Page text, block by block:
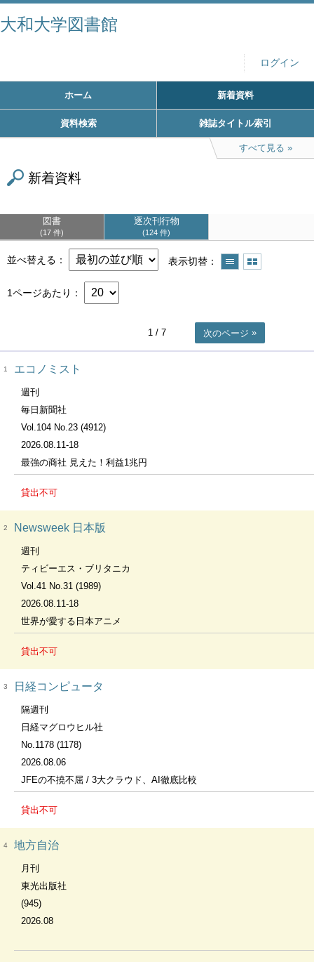
大和大学図書館
ログイン
ホーム 新着資料
資料検索 雑誌タイトル索引
すべて見る
新着資料
図書
17 件
逐次刊行物
124 件
並べ替える 表示切替
1ページあたり
1 / 7 次のページ
1 エコノミスト
週刊
毎日新聞社
Vol.104 No.23 (4912)
2026.08.11-18
最強の商社 見えた！利益1兆円
貸出不可
2 Newsweek 日本版
週刊
ティビーエス・ブリタニカ
Vol.41 No.31 (1989)
2026.08.11-18
世界が愛する日本アニメ
貸出不可
3 日経コンピュータ
隔週刊
日経マグロウヒル社
No.1178 (1178)
2026.08.06
JFEの不撓不屈 / 3大クラウド、AI徹底比較
貸出不可
4 地方自治
月刊
東光出版社
(945)
2026.08